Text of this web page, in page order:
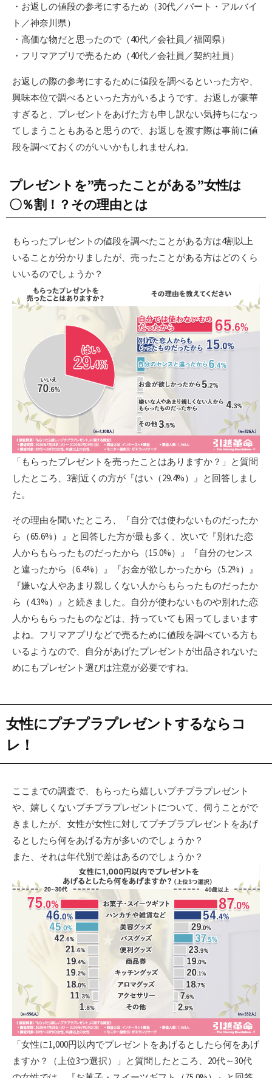
・お返しの値段の参考にするため（30代／パート・アルバイ
ト／神奈川県）
・高価な物だと思ったので（40代／会社員／福岡県）
・フリマアプリで売るため（40代／会社員／契約社員）
お返しの際の参考にするために値段を調べるといった方や、
興味本位で調べるといった方がいるようです。お返しが豪華
すぎると、プレゼントをあげた方も申し訳ない気持ちになっ
てしまうこともあると思うので、お返しを渡す際は事前に値
段を調べておくのがいいかもしれませんね。
プレゼントを”売ったことがある”女性は
〇％割！？その理由とは
もらったプレゼントの値段を調べたことがある方は4割以上
いることが分かりましたが、売ったことがある方はどのくら
いいるのでしょうか？
「もらったプレゼントを売ったことはありますか？」と質問
したところ、3割近くの方が『はい（29.4%）』と回答しまし
た。
その理由を聞いたところ、『自分では使わないものだったか
ら（65.6%）』と回答した方が最も多く、次いで『別れた恋
人からもらったものだったから（15.0%）』『自分のセンス
と違ったから（6.4%）』『お金が欲しかったから（5.2%）』
『嫌いな人やあまり親しくない人からもらったものだったか
ら（4.3%）』と続きました。自分が使わないものや別れた恋
人からもらったものなどは、持っていても困ってしまいます
よね。フリマアプリなどで売るために値段を調べている方も
いるようなので、自分があげたプレゼントが出品されないた
めにもプレゼント選びは注意が必要ですね。
女性にプチプラプレゼントするならコ
レ！
ここまでの調査で、もらったら嬉しいプチプラプレゼント
や、嬉しくないプチプラプレゼントについて、伺うことがで
きましたが、女性が女性に対してプチプラプレゼントをあげ
るとしたら何をあげる方が多いのでしょうか？
また、それは年代別で差はあるのでしょうか？
「女性に1,000円以内でプレゼントをあげるとしたら何をあげ
ますか？（上位3つ選択）」と質問したところ、20代～30代